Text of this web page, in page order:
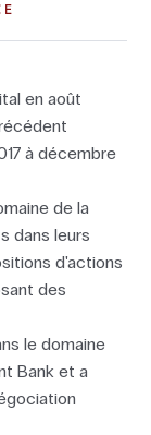
en août
à décembre
de la
dans leurs
d'actions
des
le domaine
Bank et a